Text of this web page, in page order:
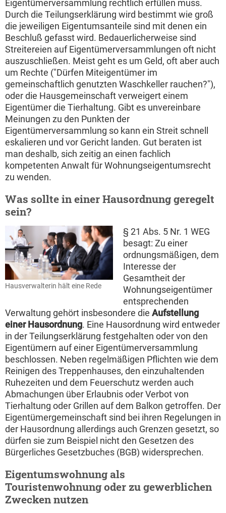
Eigentümerversammlung rechtlich erfüllen muss.
Durch die Teilungserklärung wird bestimmt wie groß
die jeweiligen Eigentumsanteile sind mit denen ein
Beschluß gefasst wird. Bedauerlicherweise sind
Streitereien auf Eigentümerversammlungen oft nicht
auszuschließen. Meist geht es um Geld, oft aber auch
um Rechte ("Dürfen Miteigentümer im
gemeinschaftlich genutzten Waschkeller rauchen?"),
oder die Hausgemeinschaft verweigert einem
Eigentümer die Tierhaltung. Gibt es unvereinbare
Meinungen zu den Punkten der
Eigentümerversammlung so kann ein Streit schnell
eskalieren und vor Gericht landen. Gut beraten ist
man deshalb, sich zeitig an einen fachlich
kompetenten Anwalt für Wohnungseigentumsrecht
zu wenden.
Was sollte in einer Hausordnung geregelt
sein?
Hausverwalterin hält eine Rede
§ 21 Abs. 5 Nr. 1 WEG
besagt: Zu einer
ordnungsmäßigen, dem
Interesse der
Gesamtheit der
Wohnungseigentümer
entsprechenden
Verwaltung gehört insbesondere die Aufstellung
einer Hausordnung. Eine Hausordnung wird entweder
in der Teilungserklärung festgehalten oder von den
Eigentümern auf einer Eigentümerversammlung
beschlossen. Neben regelmäßigen Pflichten wie dem
Reinigen des Treppenhauses, den einzuhaltenden
Ruhezeiten und dem Feuerschutz werden auch
Abmachungen über Erlaubnis oder Verbot von
Tierhaltung oder Grillen auf dem Balkon getroffen. Der
Eigentümergemeinschaft sind bei ihren Regelungen in
der Hausordnung allerdings auch Grenzen gesetzt, so
dürfen sie zum Beispiel nicht den Gesetzen des
Bürgerliches Gesetzbuches (BGB) widersprechen.
Eigentumswohnung als
Touristenwohnung oder zu gewerblichen
Zwecken nutzen